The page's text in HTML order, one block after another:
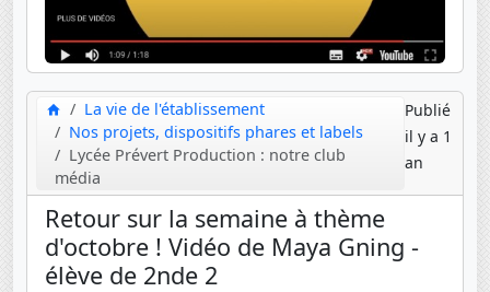
La vie de l'établissement
Nos projets, dispositifs phares et labels
Lycée Prévert Production : notre club
média
Publié
il y a 1
an
Retour sur la semaine à thème
d'octobre ! Vidéo de Maya Gning -
élève de 2nde 2